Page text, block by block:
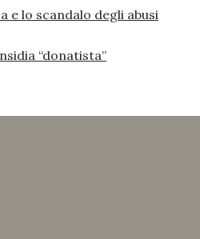
e lo scandalo degli abusi
“donatista”